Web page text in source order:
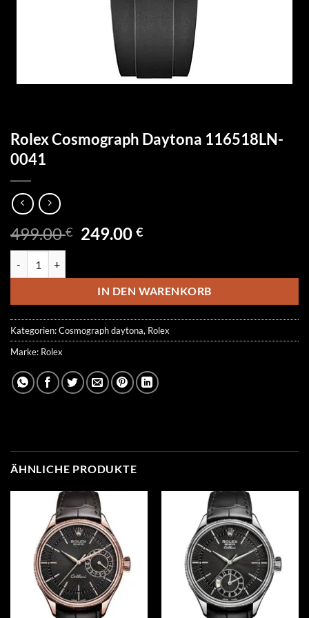
Rolex Cosmograph Daytona 116518LN-
0041
499.00€ Ursprünglicher
499.00 €
249.00€Aktueller
249.00 €.
IN DEN WARENKORB
Kategorien:Cosmograph daytona, Rolex
Marke: Rolex
ÄHNLICHE PRODUKTE